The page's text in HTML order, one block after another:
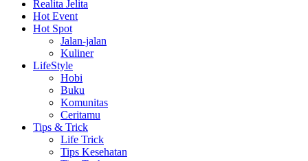
Realita Jelita
Hot Event
Hot Spot
Jalan-jalan
Kuliner
LifeStyle
Hobi
Buku
Komunitas
Ceritamu
Tips & Trick
Life Trick
Tips Kesehatan